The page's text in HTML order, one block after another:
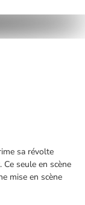
sa révolte
seule en scène
mise en scène